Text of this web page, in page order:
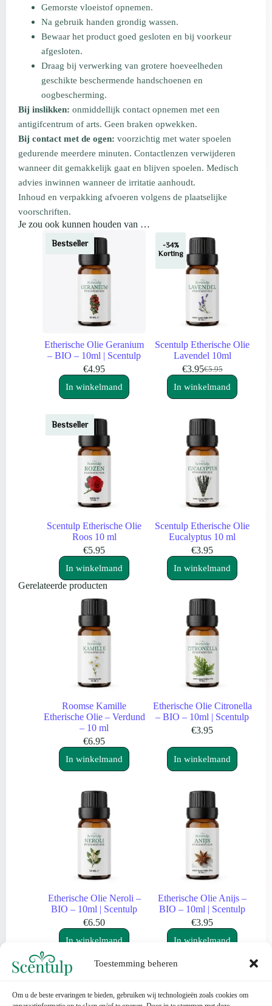
Toestemming beheren
Om u de beste ervaringen te bieden, gebruiken wij technologieën zoals cookies om
Gemorste vloeistof opnemen.
Na gebruik handen grondig wassen.
Bewaar het product goed gesloten en bij voorkeur
afgesloten.
Draag bij verwerking van grotere hoeveelheden
geschikte beschermende handschoenen en
oogbescherming.
Bij inslikken: onmiddellijk contact opnemen met een
antigifcentrum of arts. Geen braken opwekken.
Bij contact met de ogen: voorzichtig met water spoelen
gedurende meerdere minuten. Contactlenzen verwijderen
wanneer dit gemakkelijk gaat en blijven spoelen. Medisch
advies inwinnen wanneer de irritatie aanhoudt.
Inhoud en verpakking afvoeren volgens de plaatselijke
voorschriften.
Je zou ook kunnen houden van …
Bestseller
Etherische Olie Geranium
– BIO – 10ml | Scentulp
€4.95
In winkelmand
-34%
Korting
Scentulp Etherische Olie
Lavendel 10ml
€5.95
Oorspronkelijke
prijs
€3.95Huidige
prijs
In winkelmand
Bestseller
Scentulp Etherische Olie
Roos 10 ml
€5.95
In winkelmand
Scentulp Etherische Olie
Eucalyptus 10 ml
€3.95
In winkelmand
Gerelateerde producten
Roomse Kamille
Etherische Olie – Verdund
– 10 ml
€6.95
In winkelmand
Etherische Olie Citronella
– BIO – 10ml | Scentulp
€3.95
In winkelmand
Etherische Olie Neroli –
BIO – 10ml | Scentulp
€6.50
In winkelmand
Etherische Olie Anijs –
BIO – 10ml | Scentulp
€3.95
In winkelmand